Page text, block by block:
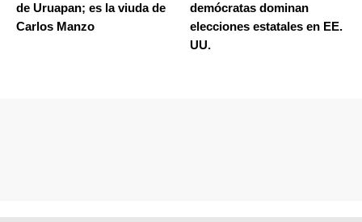
de Uruapan; es la viuda de
Carlos Manzo
demócratas dominan
elecciones estatales en EE.
UU.